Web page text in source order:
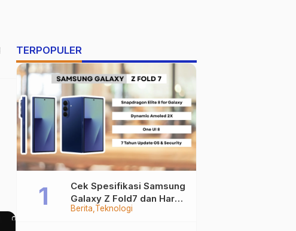
TERPOPULER
Berita Teknologi
Cek Spesifikasi Samsung
Galaxy Z Fold7 dan Harga
Resminya